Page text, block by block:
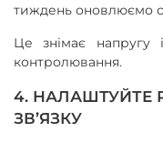
тиждень оновлюємо
Це знімає напругу
контролювання.
4. НАЛАШТУЙТЕ
ЗВ’ЯЗКУ